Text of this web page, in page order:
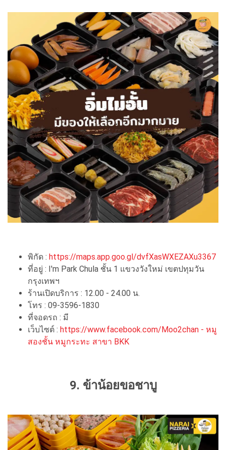
พิกัด : https://maps.app.goo.gl/dvfXasWXEZAXu3367
ที่อยู่ : I'm Park Chula ชั้น 1 แขวงวังใหม่ เขตปทุมวัน
กรุงเทพฯ
ร้านเปิดบริการ : 12.00 - 24.00 น.
โทร : 09-3596-1830
ที่จอดรถ : มี
เว็บไซต์ : https://www.facebook.com/Moo2chan - หมู
สองชั้น หมูกระทะ สาขา BKK
9. ข้าน้อยขอชาบู